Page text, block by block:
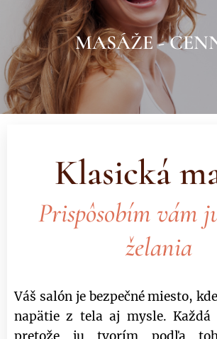
MASÁŽE -
Klasická
Prispôsobím vám
želania
Váš salón je bezpečné miesto,
napätie z tela aj mysle. Každá